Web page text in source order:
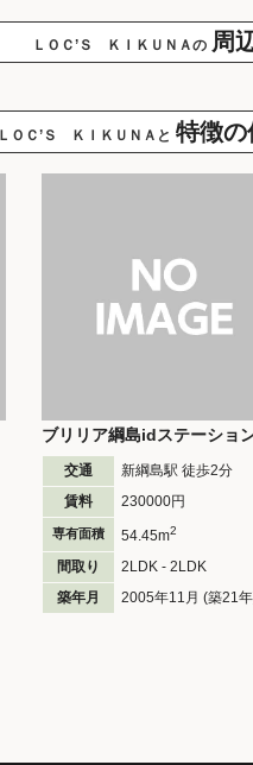
ＬＯＣ’Ｓ ＫＩＫＵＮＡの 周
ＬＯＣ’Ｓ ＫＩＫＵＮＡと 特徴の
交通 新綱島駅 徒歩2分
賃料
230000円
専有面積 54.45m2
間取り
2LDK - 2LDK
築年月
2005年11月 (築21